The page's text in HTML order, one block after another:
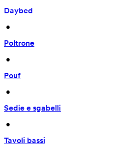
Daybed
•
Poltrone
•
Pouf
•
Sedie e sgabelli
•
Tavoli bassi